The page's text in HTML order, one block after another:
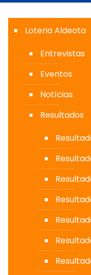
Loteria Aldeota
Entrevistas
Eventos
Notícias
Resultados